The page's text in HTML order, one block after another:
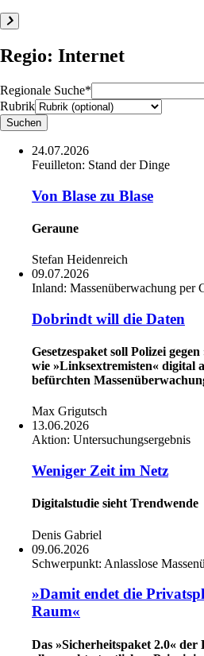
Regio: Internet
Regionale Suche*
Rubrik
24.07.2026
Feuilleton: Stand der Dinge
Von Blase zu Blase
Geraune
Stefan Heidenreich
09.07.2026
Inland: Massenüberwachung per
Dobrindt will die Daten
Gesetzespaket soll Polizei
wie »Linksextremisten« digital
befürchten
Max Grigutsch
13.06.2026
Aktion: Untersuchungsergebnis
Weniger Zeit im Netz
Digitalstudie sieht Trendwende
Denis Gabriel
09.06.2026
Schwerpunkt: Anlasslose
»Damit endet die
Raum«
Das »Sicherheitspaket 2.0«